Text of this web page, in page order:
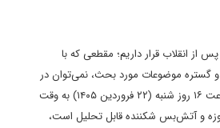
انقلاب قرار داریم؛ مقطعی که با
و گستره موضوعات مورد بحث، نمی‌توان در
۴۸ سال گذشته نمونه‌ای هم‌تراز برای آن یافت. گفت‌وگوهای ایران و آمریکا که از ساعت ۱۶ روز شنبه (۲۲ فروردین ۱۴۰۵) به وقت
و به میزبانی پاکستان آغاز شده، نه‌تنها در امتداد شرایط پس از یک جنگ ۴۰‌روزه و آتش‌بس شکننده قابل تحلیل است،